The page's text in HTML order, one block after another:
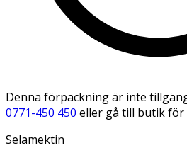
Denna förpackning är inte
0771-450 450 eller gå till butik för
Selamektin